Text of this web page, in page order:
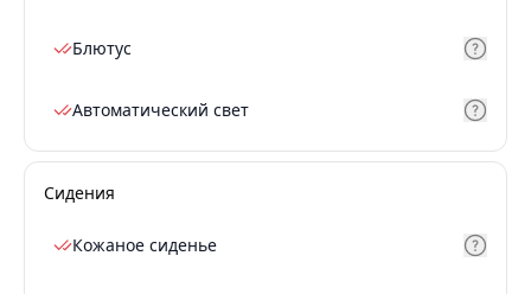
Блютус
Автоматический свет
Сидения
Кожаное сиденье